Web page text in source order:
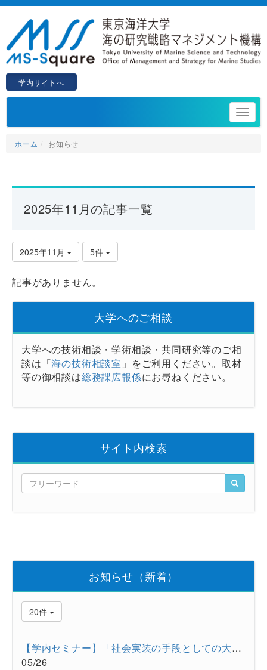
学内サイトへ
ホーム お知らせ
2025年11月の記事一覧
2025年11月 5件
記事がありません。
大学へのご相談
大学への技術相談・学術相談・共同研究等のご相
談は「海の技術相談室 」をご利用ください。取材
等の御相談は総務課広報係にお尋ねください。
サイト内検索
お知らせ（新着）
20件
【学内セミナー】「社会実装の手段としての大学発スタートアップ...
05/26